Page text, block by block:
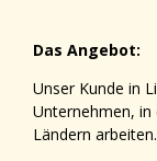
Das Angebot:
Unser Kunde in
Unternehmen,
Ländern arbeiten.